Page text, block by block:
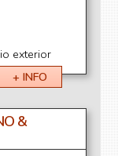
exterior
+ INFO
&